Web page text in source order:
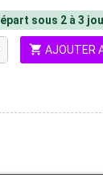
sous 2 à 3
shopping_cart AJOUTER